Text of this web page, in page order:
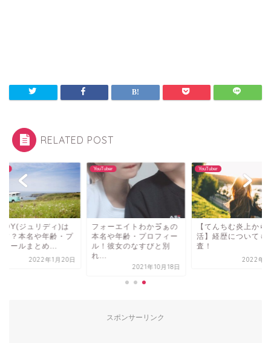
RELATED POST
ジュリディ)は
フ？本名や年齢・プ
ィールまとめ...
2022年1月20日
YouTuber
フォーエイトわかゔぁの
本名や年齢・プロフィー
ル！彼女のなすびと別
れ...
2021年10月18日
YouTuber
【てんちむ炎上から
活】経歴についても
査！
2022年3
スポンサーリンク